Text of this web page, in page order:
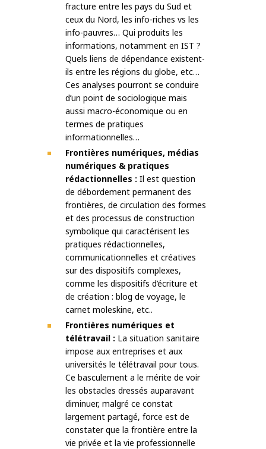
fracture entre les pays du Sud et
ceux du Nord, les info-riches vs les
info-pauvres… Qui produits les
informations, notamment en IST ?
Quels liens de dépendance existent-
ils entre les régions du globe, etc…
Ces analyses pourront se conduire
d’un point de sociologique mais
aussi macro-économique ou en
termes de pratiques
informationnelles…
Frontières numériques, médias
numériques & pratiques
rédactionnelles : Il est question
de débordement permanent des
frontières, de circulation des formes
et des processus de construction
symbolique qui caractérisent les
pratiques rédactionnelles,
communicationnelles et créatives
sur des dispositifs complexes,
comme les dispositifs d’écriture et
de création : blog de voyage, le
carnet moleskine, etc..
Frontières numériques et
télétravail : La situation sanitaire
impose aux entreprises et aux
universités le télétravail pour tous.
Ce basculement a le mérite de voir
les obstacles dressés auparavant
diminuer, malgré ce constat
largement partagé, force est de
constater que la frontière entre la
vie privée et la vie professionnelle